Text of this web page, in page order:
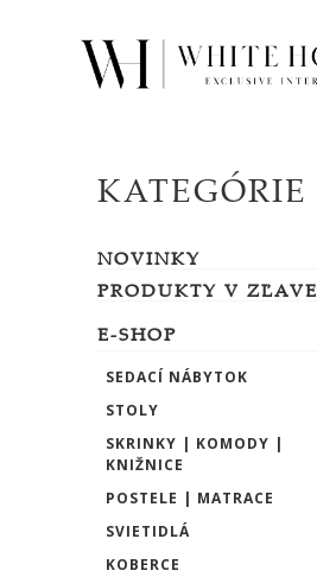
LASKASAS
PRADDY
Roque
Frigerio
Salotti
KATEGÓRIE
NOVINKY
PRODUKTY V ZĽAVE
E-SHOP
SEDACÍ NÁBYTOK
STOLY
SKRINKY | KOMODY |
KNIŽNICE
POSTELE | MATRACE
SVIETIDLÁ
KOBERCE